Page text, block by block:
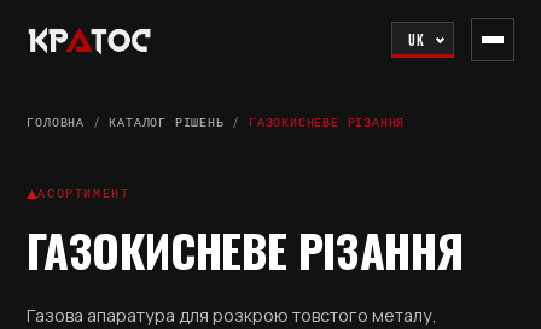
UK
ГОЛОВНА /КАТАЛОГ РІШЕНЬ / ГАЗОКИСНЕВЕ РІЗАННЯ
АСОРТИМЕНТ
ГАЗОКИСНЕВЕ РІЗАННЯ
Газова апаратура для розкрою товстого металу,